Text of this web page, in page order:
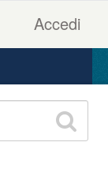
Accedi